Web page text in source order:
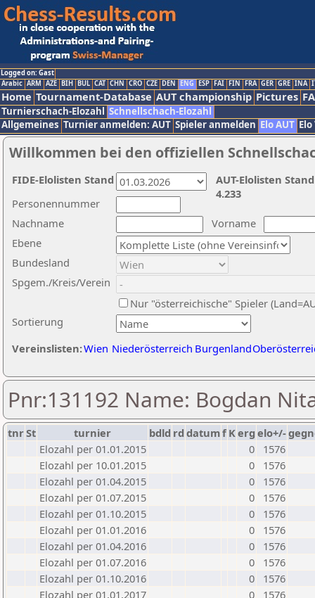
Logged on: Gast
Arabic ARM AZE BIH BUL CAT CHN CRO CZE DEN ENG ESP FAI FIN FRA GER GRE INA
Home Tournament-Database AUT championship Pictures
Turnierschach-Elozahl Schnellschach-Elozahl
Allgemeines Turnier anmelden: AUT Spieler anmelden Elo AUT
Willkommen bei den offiziellen
Nachname
Vorname
Ebene
Sortierung
Personennummer
Bundesland
Spgem./Kreis/Verein
Nur "österreichische" Spieler
Vereinslisten:Wien Niederösterreich Burgenland
AUT-Elolisten
4.233
FIDE-Elolisten Stand
Pnr:131192 Name: Bogdan
tnrSt turnier bdld rd datumf Kerg elo+/-
Elozahl per 01.01.2015
0
1576
Elozahl per 10.01.2015
0
1576
Elozahl per 01.04.2015
0
1576
Elozahl per 01.07.2015
0
1576
Elozahl per 01.10.2015
0
1576
Elozahl per 01.01.2016
0
1576
Elozahl per 01.04.2016
0
1576
Elozahl per 01.07.2016
0
1576
Elozahl per 01.10.2016
0
1576
Elozahl per 01.01.2017
0
1576